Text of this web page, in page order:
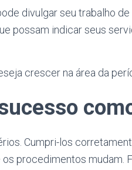
divulgar seu trabalho
possam indicar seus
crescer na área da
Cumpri-los
os procedimentos mudam.